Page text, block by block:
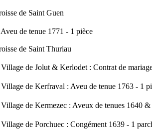
de Saint Guen
de tenue 1771 - 1 pièce
de Saint Thuriau
de Jolut & Kerlodet : Contrat de
de Kerfraval : Aveu de tenue 1763 - 1
de Kermezec : Aveux de tenues 1640 &
de Porchuec : Congément 1639 - 1